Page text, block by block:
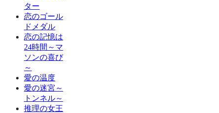
ター
恋のゴール
ドメダル
恋の記憶は
24時間～マ
ソンの喜び
～
愛の温度
愛の迷宮～
トンネル～
推理の女王